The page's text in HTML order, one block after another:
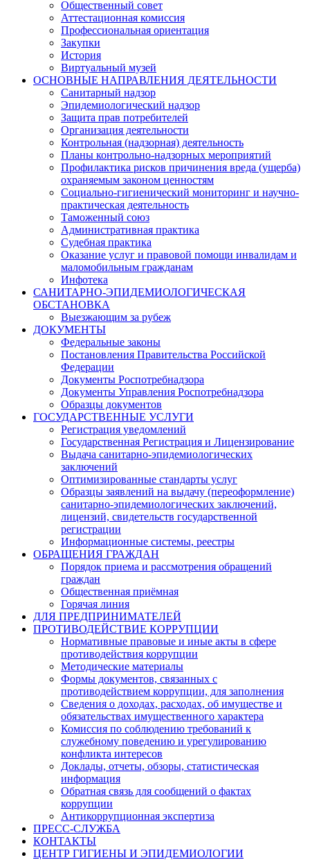
Общественный совет
Аттестационная комиссия
Профессиональная ориентация
Закупки
История
Виртуальный музей
ОСНОВНЫЕ НАПРАВЛЕНИЯ ДЕЯТЕЛЬНОСТИ
Санитарный надзор
Эпидемиологический надзор
Защита прав потребителей
Организация деятельности
Контрольная (надзорная) деятельность
Планы контрольно-надзорных мероприятий
Профилактика рисков причинения вреда (ущерба)
охраняемым законом ценностям
Социально-гигиенический мониторинг и научно-
практическая деятельность
Таможенный союз
Административная практика
Судебная практика
Оказание услуг и правовой помощи инвалидам и
маломобильным гражданам
Инфотека
САНИТАРНО-ЭПИДЕМИОЛОГИЧЕСКАЯ
ОБСТАНОВКА
Выезжающим за рубеж
ДОКУМЕНТЫ
Федеральные законы
Постановления Правительства Российской
Федерации
Документы Роспотребнадзора
Документы Управления Роспотребнадзора
Образцы документов
ГОСУДАРСТВЕННЫЕ УСЛУГИ
Регистрация уведомлений
Государственная Регистрация и Лицензирование
Выдача санитарно-эпидемиологических
заключений
Оптимизированные стандарты услуг
Образцы заявлений на выдачу (переоформление)
санитарно-эпидемиологических заключений,
лицензий, свидетельств государственной
регистрации
Информационные системы, реестры
ОБРАЩЕНИЯ ГРАЖДАН
Порядок приема и рассмотрения обращений
граждан
Общественная приёмная
Горячая линия
ДЛЯ ПРЕДПРИНИМАТЕЛЕЙ
ПРОТИВОДЕЙСТВИЕ КОРРУПЦИИ
Нормативные правовые и иные акты в сфере
противодействия коррупции
Методические материалы
Формы документов, связанных с
противодействием коррупции, для заполнения
Сведения о доходах, расходах, об имуществе и
обязательствах имущественного характера
Комиссия по соблюдению требований к
служебному поведению и урегулированию
конфликта интересов
Доклады, отчеты, обзоры, статистическая
информация
Обратная связь для сообщений о фактах
коррупции
Антикоррупционная экспертиза
ПРЕСС-СЛУЖБА
КОНТАКТЫ
ЦЕНТР ГИГИЕНЫ И ЭПИДЕМИОЛОГИИ